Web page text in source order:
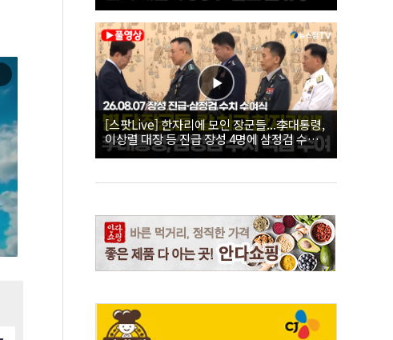
[스팟Live] 한자리에 모인 장군들...李대통령,
이상렬 대장 등 진급 장성 4명에 삼정검 수치
직접 수여｜26.08.07 장성 진급·삼정검 수치